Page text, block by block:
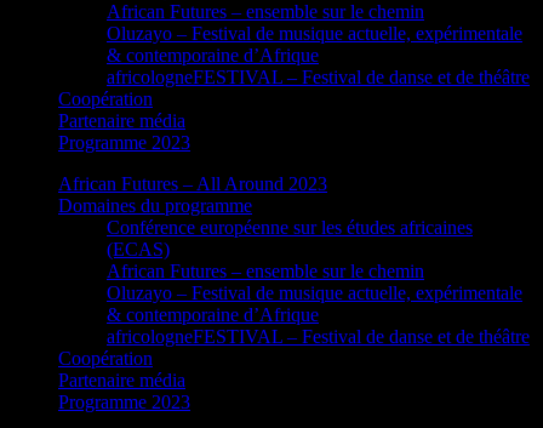
African Futures – ensemble sur le chemin
Oluzayo – Festival de musique actuelle, expérimentale
& contemporaine d’Afrique
africologneFESTIVAL – Festival de danse et de théâtre
Coopération
Partenaire média
Programme 2023
African Futures – All Around 2023
Domaines du programme
Conférence européenne sur les études africaines
(ECAS)
African Futures – ensemble sur le chemin
Oluzayo – Festival de musique actuelle, expérimentale
& contemporaine d’Afrique
africologneFESTIVAL – Festival de danse et de théâtre
Coopération
Partenaire média
Programme 2023